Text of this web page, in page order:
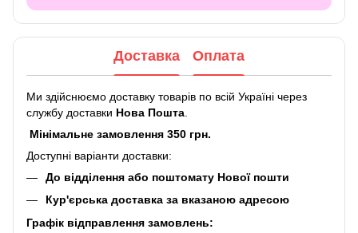
Доставка Оплата
Ми здійснюємо доставку товарів по всій Україні через
службу доставки Нова Пошта
Мінімальне замовлення 350 грн.
Доступні варіанти доставки:
До відділення або поштомату Нової пошти
Кур'єрська доставка за вказаною адресою
Графік відправлення замовлень: